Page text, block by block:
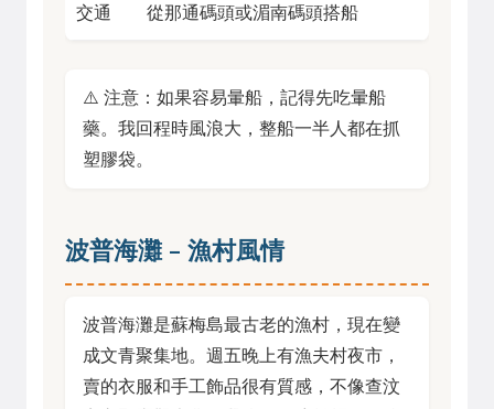
交通 從那通碼頭或湄南碼頭搭船
⚠️ 注意：如果容易暈船，記得先吃暈船
藥。我回程時風浪大，整船一半人都在抓
塑膠袋。
波普海灘 – 漁村風情
波普海灘是蘇梅島最古老的漁村，現在變
成文青聚集地。週五晚上有漁夫村夜市，
賣的衣服和手工飾品很有質感，不像查汶